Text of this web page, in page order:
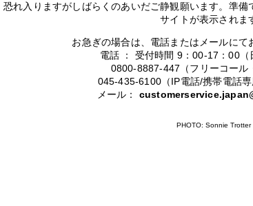
恐れ入りますがしばらくのあいだご静観願います。準
サイトが表示されま
お急ぎの場合は、電話またはメールにて
電話 ： 受付時間 9：00-17：00（
0800-8887-447（フリーコール
045-435-6100（IP電話/携帯電話専
メール：
PHOTO: Sonnie Trotter